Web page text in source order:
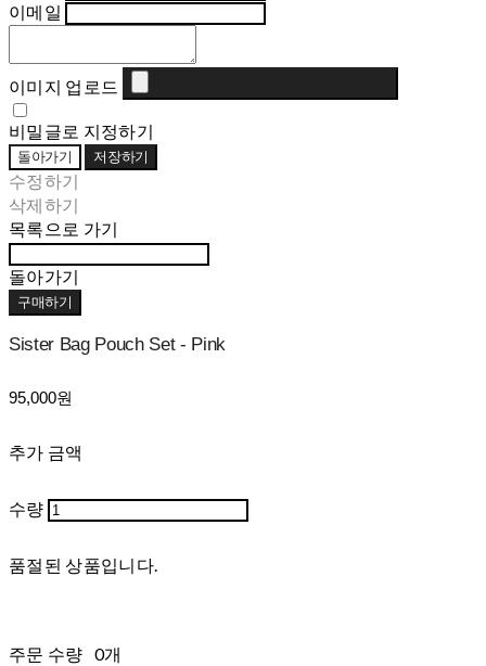
이메일
이미지 업로드
비밀글로 지정하기
돌아가기 저장하기
수정하기
삭제하기
목록으로 가기
돌아가기
구매하기
Sister Bag Pouch Set - Pink
95,000원
추가 금액
수량
품절된 상품입니다.
주문 수량 0개